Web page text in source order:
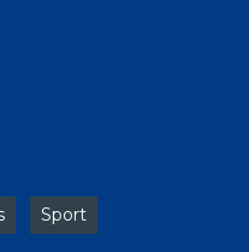
Sport